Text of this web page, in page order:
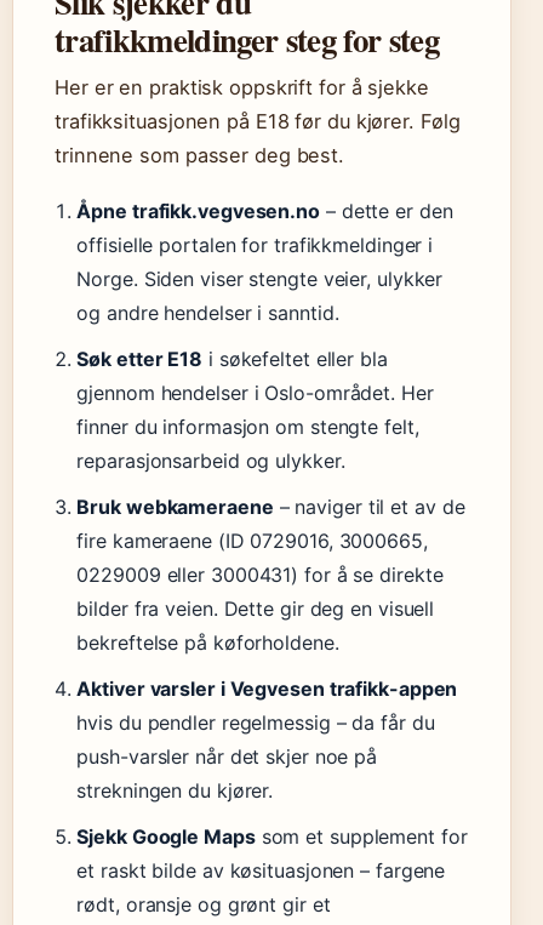
trafikkmeldinger steg for steg
Her er en praktisk oppskrift for å sjekke
trafikksituasjonen på E18 før du kjører. Følg
trinnene som passer deg best.
Åpne trafikk.vegvesen.no – dette er den
offisielle portalen for trafikkmeldinger i
Norge. Siden viser stengte veier, ulykker
og andre hendelser i sanntid.
Søk etter E18 i søkefeltet eller bla
gjennom hendelser i Oslo-området. Her
finner du informasjon om stengte felt,
reparasjonsarbeid og ulykker.
Bruk webkameraene – naviger til et av de
fire kameraene (ID 0729016, 3000665,
0229009 eller 3000431) for å se direkte
bilder fra veien. Dette gir deg en visuell
bekreftelse på køforholdene.
Aktiver varsler i Vegvesen trafikk-appen
hvis du pendler regelmessig – da får du
push-varsler når det skjer noe på
strekningen du kjører.
Sjekk Google Mapssom et supplement for
et raskt bilde av køsituasjonen – fargene
rødt, oransje og grønt gir et